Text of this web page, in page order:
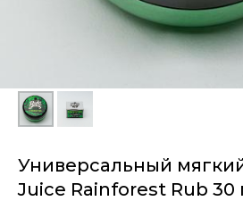
Универсальный
Juice Rainforest Rub 30